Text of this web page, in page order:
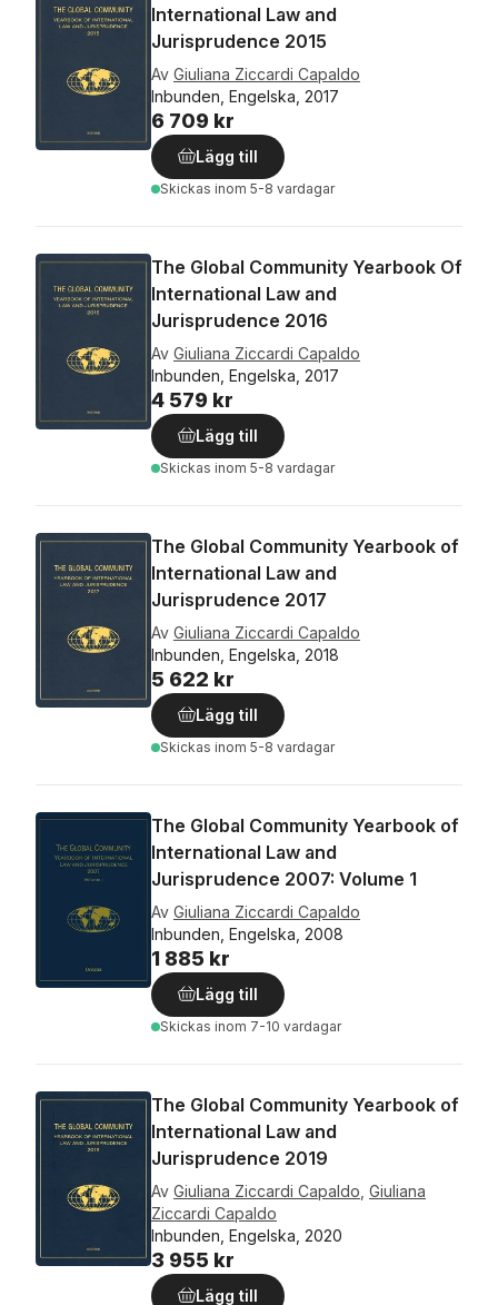
International Law and
Jurisprudence 2015
Av Giuliana Ziccardi Capaldo
Inbunden, Engelska, 2017
6 709 kr
Lägg till
Skickas inom 5-8 vardagar
The Global Community Yearbook Of
International Law and
Jurisprudence 2016
Av Giuliana Ziccardi Capaldo
Inbunden, Engelska, 2017
4 579 kr
Lägg till
Skickas inom 5-8 vardagar
The Global Community Yearbook of
International Law and
Jurisprudence 2017
Av Giuliana Ziccardi Capaldo
Inbunden, Engelska, 2018
5 622 kr
Lägg till
Skickas inom 5-8 vardagar
The Global Community Yearbook of
International Law and
Jurisprudence 2007: Volume 1
Av Giuliana Ziccardi Capaldo
Inbunden, Engelska, 2008
1 885 kr
Lägg till
Skickas inom 7-10 vardagar
The Global Community Yearbook of
International Law and
Jurisprudence 2019
Av Giuliana Ziccardi Capaldo Giuliana
Ziccardi Capaldo
Inbunden, Engelska, 2020
3 955 kr
Lägg till